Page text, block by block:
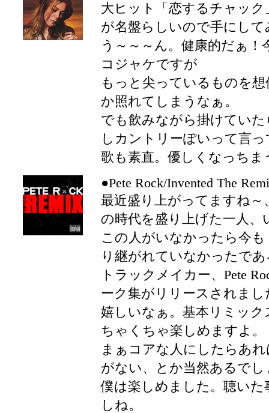
大ヒット「恋するチャッ
が名盤らしいので手にして
う～～～ん。健康的だぁ
コジャケですが
もっと尖っているものを
か照れてしまうなぁ。
でも飲みながら掛けてい
しカントリーぽいって言
歌も素直。優しくなっちま
●Pete Rock/Invented The
最近盛り上がってますね～
の時代を盛り上げた一人、
この人がいなかったら今
り継がれていなかったで
トラックメイカー、Pete
ーク集がリリースされまし
嬉しいなぁ。基本リミッ
ちゃくちゃ楽しめますよ。
まぁコアな人にしたらあ
がない、とか当然あるで
僕は楽しめました。聴い
しね。